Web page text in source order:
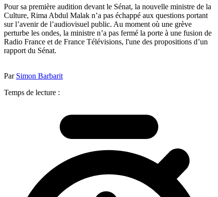
Pour sa première audition devant le Sénat, la nouvelle ministre de la
Culture, Rima Abdul Malak n’a pas échappé aux questions portant
sur l’avenir de l’audiovisuel public. Au moment où une grève
perturbe les ondes, la ministre n’a pas fermé la porte à une fusion de
Radio France et de France Télévisions, l'une des propositions d’un
rapport du Sénat.
Par Simon Barbarit
Temps de lecture :